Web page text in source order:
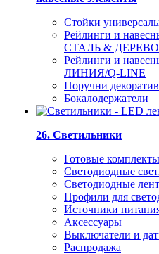
Стойки
Рейлинги и
СТАЛЬ & ДЕРЕВО/
Рейлинги и
ЛИНИЯ/Q-LINE
Поручни
Бокалодержатели
26. Светильники
Готовые
Светодиодные
Светодиодные
Профили для
Источники
Аксессуары
Выключатели и
Распродажа